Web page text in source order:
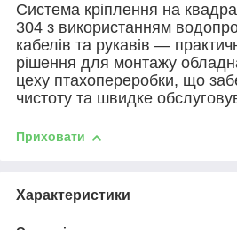
Система кріплення на
304 з використанням
кабелів та рукавів —
рішення для монтажу
цеху птахопереробки, що
чистоту та швидке
Приховати
Характеристики